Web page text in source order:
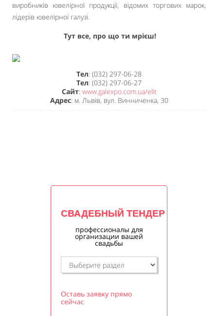
виробників ювелірної продукції, відомих торгових марок,
лідерів ювелірної галузі.
Тут все, про що ти мрієш!
Тел: (032) 297-06-28
Тел: (032) 297-06-27
Сайт: www.galexpo.com.ua/elit
Адрес: м. Львів, вул. Винниченка, 30
СВАДЕБНЫЙ ТЕНДЕР
профессионалы для
организации вашей
свадьбы
Оставь заявку прямо
сейчас